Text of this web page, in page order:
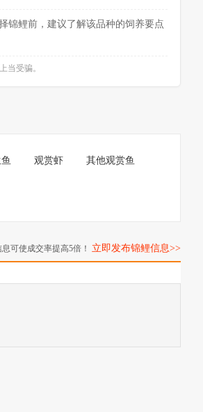
锦鲤前，建议了解该品种的饲养要点
当受骗。
观赏虾 其他观赏鱼
可使成交率提高5倍！ 立即发布锦鲤信息>>